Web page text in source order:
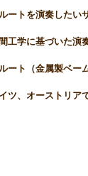
ルートを演奏したい
工学に基づいた演
ルート（金属製ベー
ツ、オーストリア